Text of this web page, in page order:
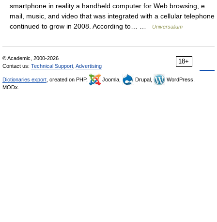
smartphone in reality a handheld computer for Web browsing, e
mail, music, and video that was integrated with a cellular telephone
continued to grow in 2008. According to… …
Universalium
18+
© Academic, 2000-2026
Contact us: Technical Support Advertising
Dictionaries export , created on PHP, Joomla, Drupal,
WordPress,
MODx.